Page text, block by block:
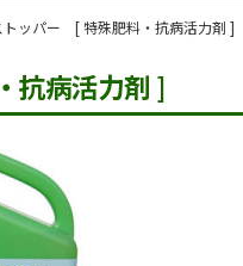
トッパー [ 特殊肥料・抗病活力剤 ]
抗病活力剤 ]